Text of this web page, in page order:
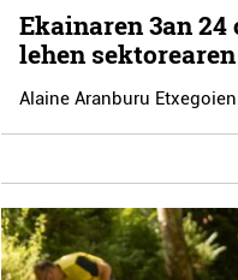
Ekainaren 3an
lehen
Alaine Aranburu Etxegoien